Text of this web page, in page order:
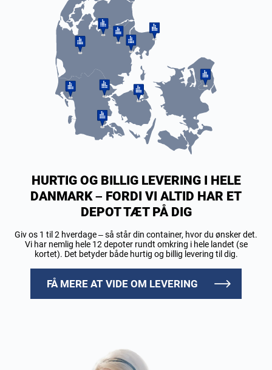
HURTIG OG BILLIG LEVERING I HELE
DANMARK – FORDI VI ALTID HAR ET
DEPOT TÆT PÅ DIG
Giv os 1 til 2 hverdage – så står din container, hvor du ønsker det.
Vi har nemlig hele 12 depoter rundt omkring i hele landet (se
kortet). Det betyder både hurtig og billig levering til dig.
FÅ MERE AT VIDE OM LEVERING